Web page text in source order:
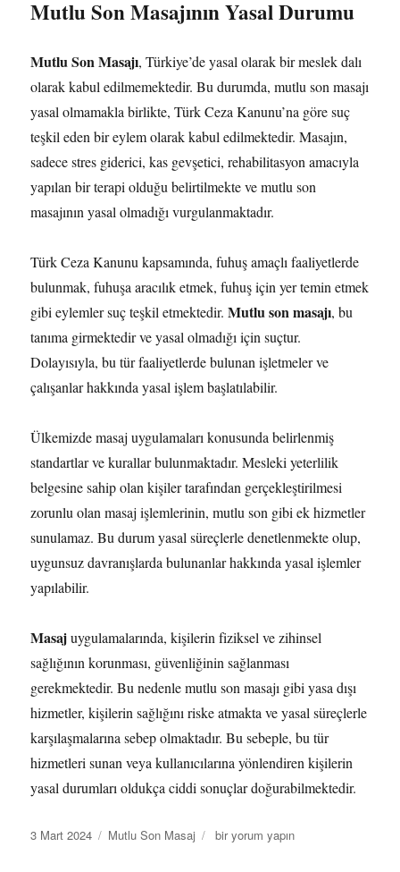
Mutlu Son Masajının Yasal Durumu
Mutlu Son Masajı, Türkiye’de yasal olarak bir meslek dalı
olarak kabul edilmemektedir. Bu durumda, mutlu son masajı
yasal olmamakla birlikte, Türk Ceza Kanunu’na göre suç
teşkil eden bir eylem olarak kabul edilmektedir. Masajın,
sadece stres giderici, kas gevşetici, rehabilitasyon amacıyla
yapılan bir terapi olduğu belirtilmekte ve mutlu son
masajının yasal olmadığı vurgulanmaktadır.
Türk Ceza Kanunu kapsamında, fuhuş amaçlı faaliyetlerde
bulunmak, fuhuşa aracılık etmek, fuhuş için yer temin etmek
gibi eylemler suç teşkil etmektedir.Mutlu son masajı, bu
tanıma girmektedir ve yasal olmadığı için suçtur.
Dolayısıyla, bu tür faaliyetlerde bulunan işletmeler ve
çalışanlar hakkında yasal işlem başlatılabilir.
Ülkemizde masaj uygulamaları konusunda belirlenmiş
standartlar ve kurallar bulunmaktadır. Mesleki yeterlilik
belgesine sahip olan kişiler tarafından gerçekleştirilmesi
zorunlu olan masaj işlemlerinin, mutlu son gibi ek hizmetler
sunulamaz. Bu durum yasal süreçlerle denetlenmekte olup,
uygunsuz davranışlarda bulunanlar hakkında yasal işlemler
yapılabilir.
Masajuygulamalarında, kişilerin fiziksel ve zihinsel
sağlığının korunması, güvenliğinin sağlanması
gerekmektedir. Bu nedenle mutlu son masajı gibi yasa dışı
hizmetler, kişilerin sağlığını riske atmakta ve yasal süreçlerle
karşılaşmalarına sebep olmaktadır. Bu sebeple, bu tür
hizmetleri sunan veya kullanıcılarına yönlendiren kişilerin
yasal durumları oldukça ciddi sonuçlar doğurabilmektedir.
Yayın
3 Mart 2024 Kategoriler
Mutlu Son Masaj
Mutlu
bir yorum yapın